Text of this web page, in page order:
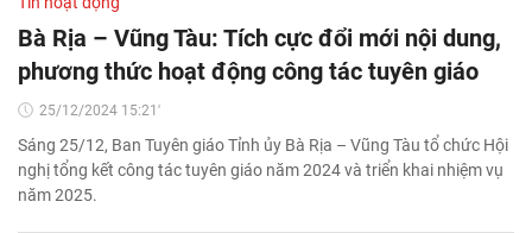
Bà Rịa – Vũng Tàu: Tích cực đổi mới nội dung,
phương thức hoạt động công tác tuyên giáo
25/12/2024 15:21'
Sáng 25/12, Ban Tuyên giáo Tỉnh ủy Bà Rịa – Vũng Tàu tổ chức Hội
nghị tổng kết công tác tuyên giáo năm 2024 và triển khai nhiệm vụ
năm 2025.